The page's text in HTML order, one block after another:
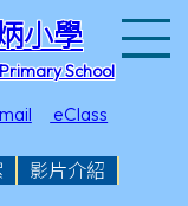
小學
School
eClass
影片介紹